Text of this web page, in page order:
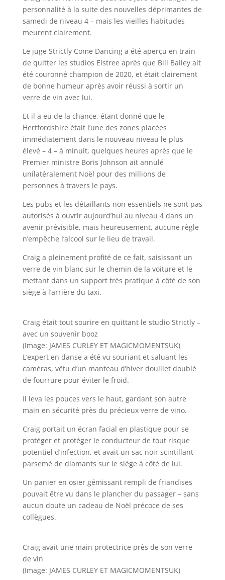
personnalité à la suite des nouvelles déprimantes de
samedi de niveau 4 – mais les vieilles habitudes
meurent clairement.
Le juge Strictly Come Dancing a été aperçu en train
de quitter les studios Elstree après que Bill Bailey ait
été couronné champion de 2020, et était clairement
de bonne humeur après avoir réussi à sortir un
verre de vin avec lui.
Et il a eu de la chance, étant donné que le
Hertfordshire était l’une des zones placées
immédiatement dans le nouveau niveau le plus
élevé – 4 – à minuit, quelques heures après que le
Premier ministre Boris Johnson ait annulé
unilatéralement Noël pour des millions de
personnes à travers le pays.
Les pubs et les détaillants non essentiels ne sont pas
autorisés à ouvrir aujourd’hui au niveau 4 dans un
avenir prévisible, mais heureusement, aucune règle
n’empêche l’alcool sur le lieu de travail.
Craig a pleinement profité de ce fait, saisissant un
verre de vin blanc sur le chemin de la voiture et le
mettant dans un support très pratique à côté de son
siège à l’arrière du taxi.
Craig était tout sourire en quittant le studio Strictly –
avec un souvenir booz
(Image: JAMES CURLEY ET MAGICMOMENTSUK)
L’expert en danse a été vu souriant et saluant les
caméras, vêtu d’un manteau d’hiver douillet doublé
de fourrure pour éviter le froid.
Il leva les pouces vers le haut, gardant son autre
main en sécurité près du précieux verre de vino.
Craig portait un écran facial en plastique pour se
protéger et protéger le conducteur de tout risque
potentiel d’infection, et avait un sac noir scintillant
parsemé de diamants sur le siège à côté de lui.
Un panier en osier gémissant rempli de friandises
pouvait être vu dans le plancher du passager – sans
aucun doute un cadeau de Noël précoce de ses
collègues.
Craig avait une main protectrice près de son verre
de vin
(Image: JAMES CURLEY ET MAGICMOMENTSUK)